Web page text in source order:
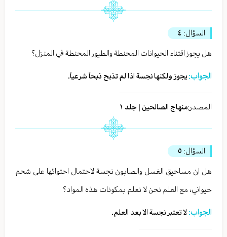
السؤال: ٤
هل يجوز اقتناء الحيوانات المحنطة والطيور المحنطة في المنزل؟
الجواب: يجوز ولكنها نجسة اذا لم تذبح ذبحاً شرعياً.
المصدر:منهاج الصالحين | جلد ١
السؤال: ٥
هل ان مساحيق الغسل والصابون نجسة لاحتمال احتوائها على شحم
حيواني، مع العلم نحن لا نعلم بمكونات هذه المواد؟
الجواب: لا تعتبر نجسة الا بعد العلم.